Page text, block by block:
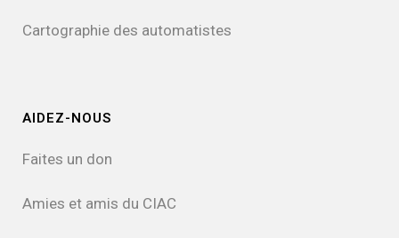
Cartographie des automatistes
AIDEZ-NOUS
Faites un don
Amies et amis du CIAC